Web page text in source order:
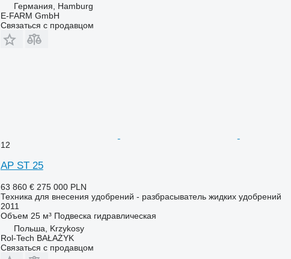
Германия, Hamburg
E-FARM GmbH
Связаться с продавцом
12
AP ST 25
63 860 € 275 000 PLN
Техника для внесения удобрений - разбрасыватель жидких удобрений
2011
Объем 25 м³ Подвеска гидравлическая
Польша, Krzykosy
Rol-Tech BAŁAŻYK
Связаться с продавцом